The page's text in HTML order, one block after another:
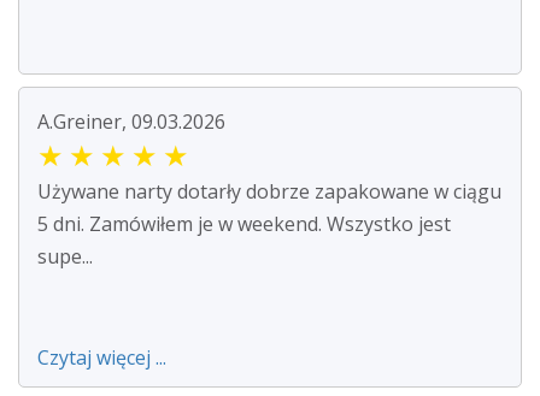
A.Greiner, 09.03.2026
★ ★ ★ ★ ★
Używane narty dotarły dobrze zapakowane w ciągu
5 dni. Zamówiłem je w weekend. Wszystko jest
supe...
Czytaj więcej ...